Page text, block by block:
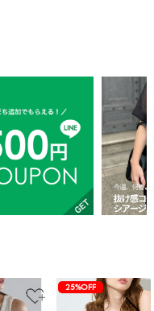
25%OFF